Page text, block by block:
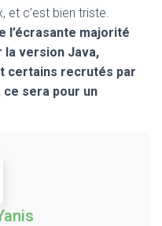
et c’est bien triste.
l’écrasante majorité
version Java,
certains recrutés par
ce sera pour un